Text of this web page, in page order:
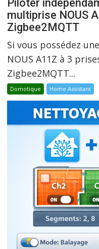
Piloter
multiprise NOUS
Zigbee2MQTT
Si vous possédez
NOUS A11Z à 3
Zigbee2MQTT...
Domotique Home Assistant